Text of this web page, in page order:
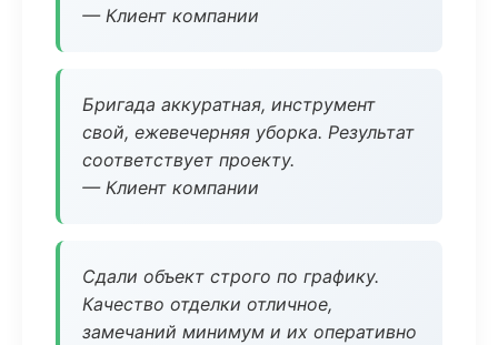
— Клиент компании
Бригада аккуратная, инструмент
свой, ежевечерняя уборка. Результат
соответствует проекту.
— Клиент компании
Сдали объект строго по графику.
Качество отделки отличное,
замечаний минимум и их оперативно